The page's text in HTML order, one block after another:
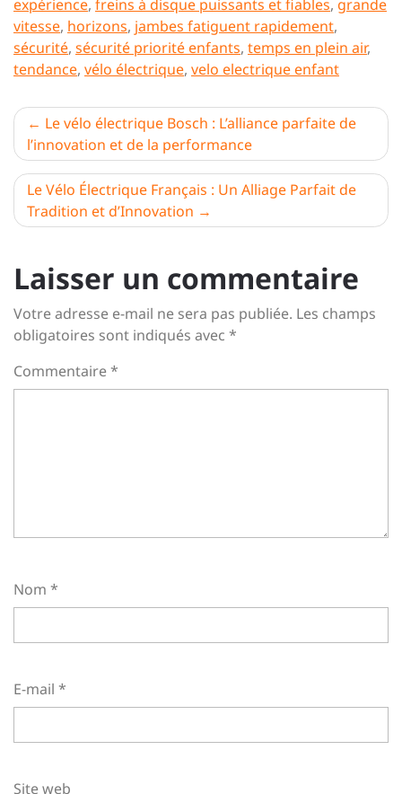
expérience, freins à disque puissants et fiables, grande
vitesse, horizons, jambes fatiguent rapidement,
sécurité, sécurité priorité enfants, temps en plein air,
tendance, vélo électrique, velo electrique enfant
Navigation
de
l’article
Le vélo électrique Bosch : L’alliance parfaite de
l’innovation et de la performance
Le Vélo Électrique Français : Un Alliage Parfait de
Tradition et d’Innovation
Laisser un commentaire
Votre adresse e-mail ne sera pas publiée. Les champs
obligatoires sont indiqués avec *
Commentaire*
Nom *
E-mail *
Site web